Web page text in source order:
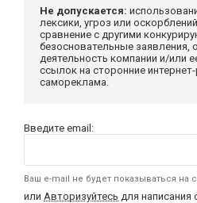
Не допускается:
лексики, угроз или
сравнение с другими
безосновательные
деятельность компании и/или
ссылок на сторонние
самореклама.
Введите email:
Ваш e-mail не будет показываться на
или Авторизуйтесь для написания